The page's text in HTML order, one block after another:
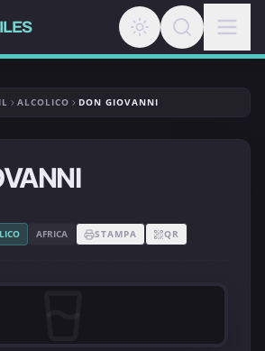
ALCOLICO DON GIOVANNI
AFRICA STAMPA QR